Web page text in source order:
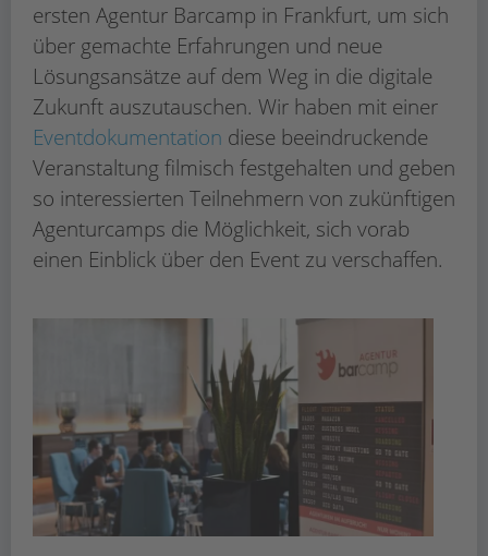
ersten Agentur Barcamp in Frankfurt, um sich
über gemachte Erfahrungen und neue
Lösungsansätze auf dem Weg in die digitale
Zukunft auszutauschen. Wir haben mit einer
Eventdokumentation diese beeindruckende
Veranstaltung filmisch festgehalten und geben
so interessierten Teilnehmern von zukünftigen
Agenturcamps die Möglichkeit, sich vorab
einen Einblick über den Event zu verschaffen.